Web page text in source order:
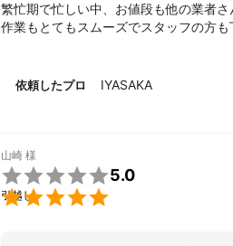
繁忙期で忙しい中、お値段も他の業者
作業もとてもスムーズでスタッフの方
依頼したプロ IYASAKA
山崎 様


5.0
引越し